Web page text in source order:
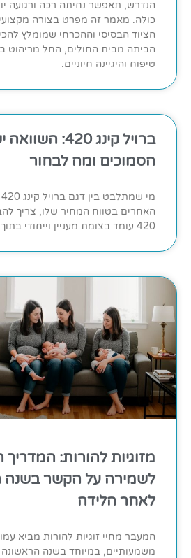
הנדרש, תאפשר נחיתה רכה ורגועה
כולה. מאמר זה מפרט בצורה
הציוד הבסיסי וההכרחי שמומלץ
הביתה מבית החולים, החל מריהוט
טיפוח והיגיינה חיוניים.
ברויל קינג
הסמוכים ומה לבחור
420 עומד בצומת מעניין וייחודי בתוך הקטלוג של
מזוגיות להורות:
לשמירה על הקשר בשנה
לאחר הלידה
המעבר מחיי זוגיות להורות מביא
משמעותיים, במיוחד בשנה